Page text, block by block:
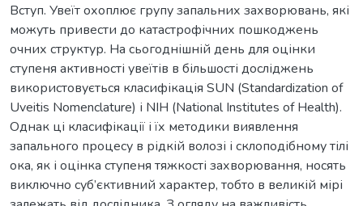
Вступ. Увеїт охоплює групу запальних захворювань, які
можуть привести до катастрофічних пошкоджень
очних структур. На сьогоднішній день для оцінки
ступеня активності увеїтів в більшості досліджень
використовується класифікація SUN (Standardization of
Uveitis Nomenclature) і NIH (National Institutes of Health).
Однак ці класифікації і їх методики виявлення
запального процесу в рідкій волозі і склоподібному тілі
ока, як і оцінка ступеня тяжкості захворювання, носять
виключно суб’єктивний характер, тобто в великій мірі